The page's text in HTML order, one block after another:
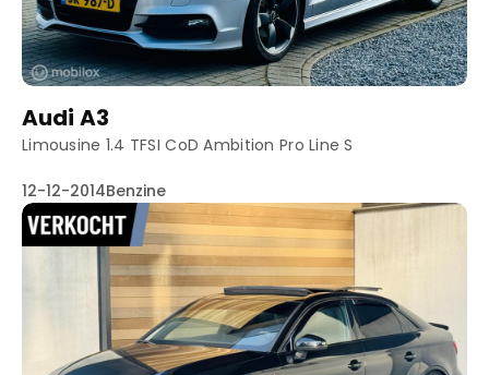
Audi A3
Limousine 1.4 TFSI CoD Ambition Pro Line S
12-12-2014Benzine